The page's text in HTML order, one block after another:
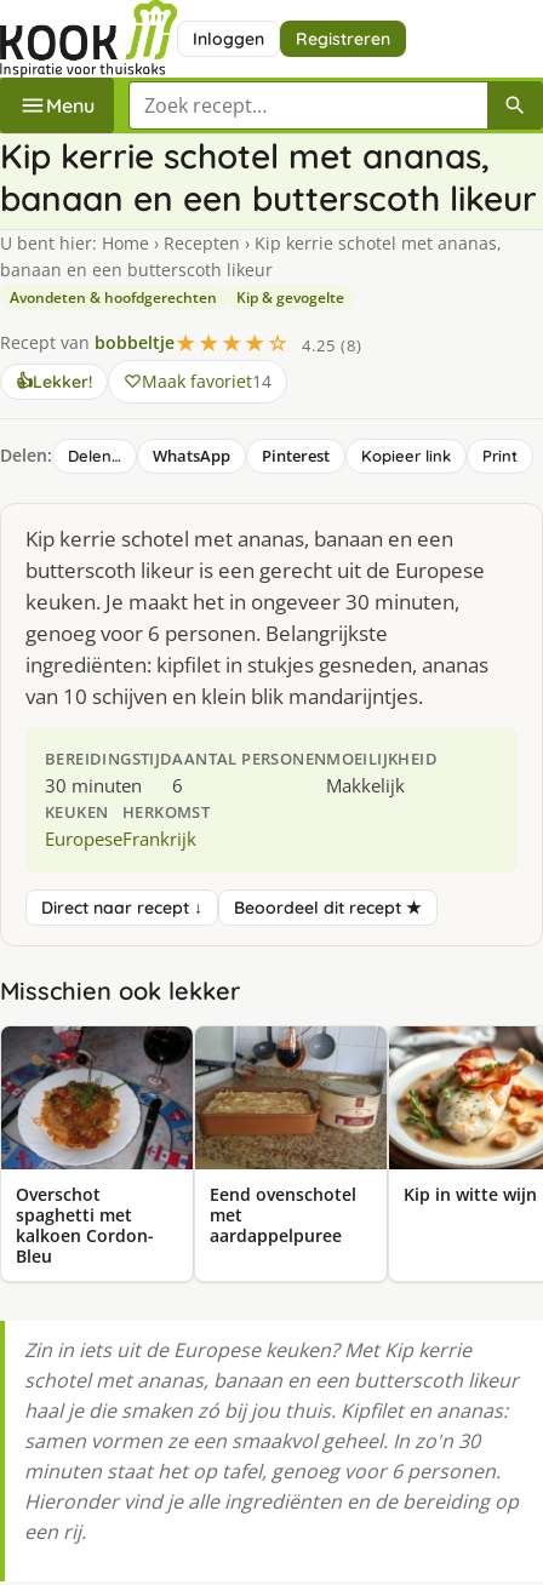
Inloggen Registreren
Menu Zoek een recept
Kip kerrie schotel met ananas,
banaan en een butterscoth likeur
U bent hier: Home › Recepten › Kip kerrie schotel met ananas,
banaan en een butterscoth likeur
Avondeten & hoofdgerechten Kip & gevogelte
Recept van bobbeltje★★★★☆
4.25 (8)
👍Lekker! Maak favoriet14
Delen: Delen… WhatsApp Pinterest Kopieer link Print
Kip kerrie schotel met ananas, banaan en een
butterscoth likeur is een gerecht uit de Europese
keuken. Je maakt het in ongeveer 30 minuten,
genoeg voor 6 personen. Belangrijkste
ingrediënten: kipfilet in stukjes gesneden, ananas
van 10 schijven en klein blik mandarijntjes.
BEREIDINGSTIJD
30 minuten
AANTAL PERSONEN
6
MOEILIJKHEID
Makkelijk
KEUKEN
Europese
HERKOMST
Frankrijk
Direct naar recept ↓ Beoordeel dit recept ★
Misschien ook lekker
Overschot
spaghetti met
kalkoen Cordon-
Bleu
Eend ovenschotel
met
aardappelpuree
Kip in witte wijn
Zin in iets uit de Europese keuken? Met Kip kerrie
schotel met ananas, banaan en een butterscoth likeur
haal je die smaken zó bij jou thuis. Kipfilet en ananas:
samen vormen ze een smaakvol geheel. In zo'n 30
minuten staat het op tafel, genoeg voor 6 personen.
Hieronder vind je alle ingrediënten en de bereiding op
een rij.